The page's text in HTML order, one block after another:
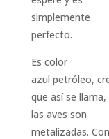
simplemente
perfecto.
Es color
azul petróleo,
que así se
las aves son
metalizadas.